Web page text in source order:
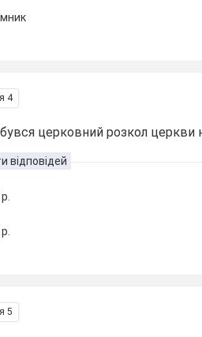
4
церковний розкол церкви
відповідей
5